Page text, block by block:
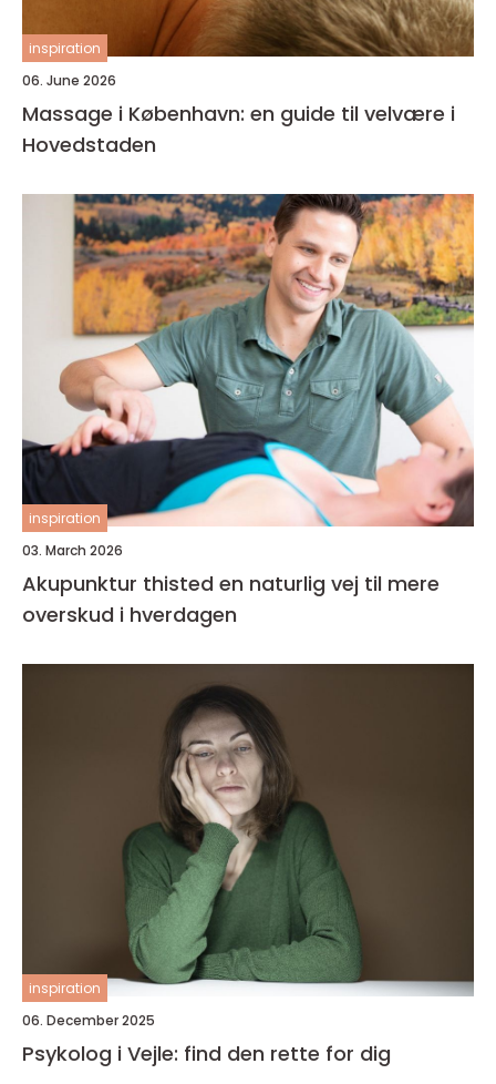
inspiration
06. June 2026
Massage i København: en guide til velvære i
Hovedstaden
inspiration
03. March 2026
Akupunktur thisted en naturlig vej til mere
overskud i hverdagen
inspiration
06. December 2025
Psykolog i Vejle: find den rette for dig